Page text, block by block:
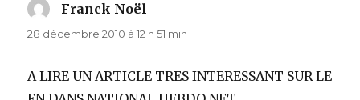
Franck Noël
28 décembre 2010 à 12 h 51 min
A LIRE UN ARTICLE TRES INTERESSANT SUR LE